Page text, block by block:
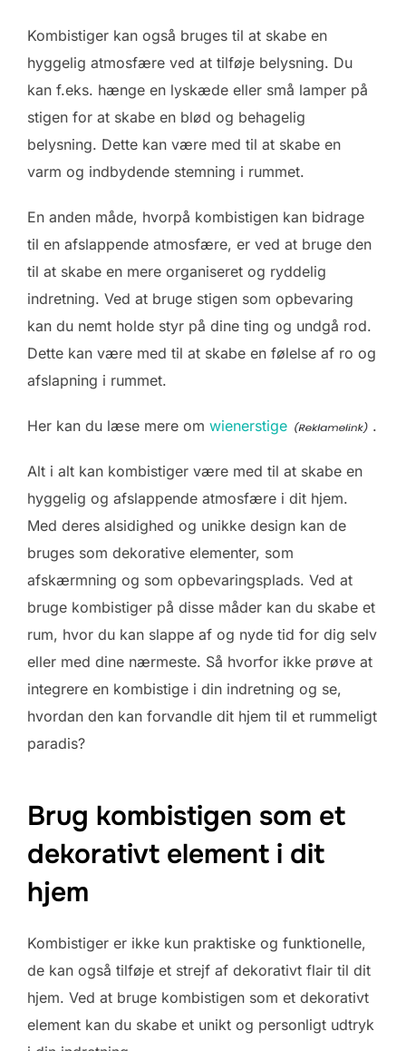
Kombistiger kan også bruges til at skabe en
hyggelig atmosfære ved at tilføje belysning. Du
kan f.eks. hænge en lyskæde eller små lamper på
stigen for at skabe en blød og behagelig
belysning. Dette kan være med til at skabe en
varm og indbydende stemning i rummet.
En anden måde, hvorpå kombistigen kan bidrage
til en afslappende atmosfære, er ved at bruge den
til at skabe en mere organiseret og ryddelig
indretning. Ved at bruge stigen som opbevaring
kan du nemt holde styr på dine ting og undgå rod.
Dette kan være med til at skabe en følelse af ro og
afslapning i rummet.
Her kan du læse mere om wienerstige .
Alt i alt kan kombistiger være med til at skabe en
hyggelig og afslappende atmosfære i dit hjem.
Med deres alsidighed og unikke design kan de
bruges som dekorative elementer, som
afskærmning og som opbevaringsplads. Ved at
bruge kombistiger på disse måder kan du skabe et
rum, hvor du kan slappe af og nyde tid for dig selv
eller med dine nærmeste. Så hvorfor ikke prøve at
integrere en kombistige i din indretning og se,
hvordan den kan forvandle dit hjem til et rummeligt
paradis?
Brug kombistigen som et
dekorativt element i dit
hjem
Kombistiger er ikke kun praktiske og funktionelle,
de kan også tilføje et strejf af dekorativt flair til dit
hjem. Ved at bruge kombistigen som et dekorativt
element kan du skabe et unikt og personligt udtryk